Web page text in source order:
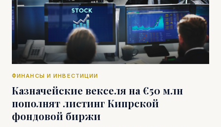
ФИНАНСЫ И ИНВЕСТИЦИИ
Казначейские векселя на €50 млн
пополнят листинг Кипрской
фондовой биржи